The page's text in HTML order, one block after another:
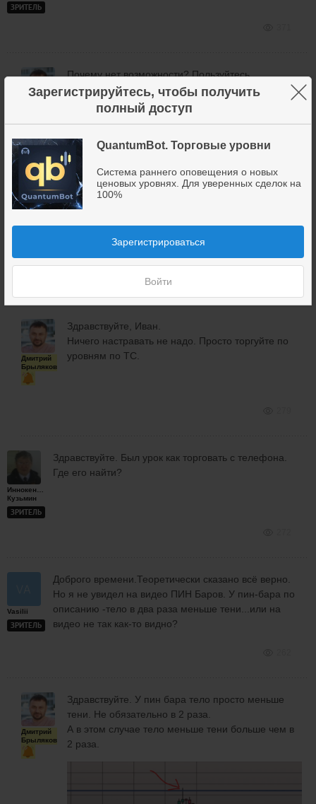
Зарегистрируйтесь, чтобы получить
полный доступ
QuantumBot. Торговые уровни
Система раннего оповещения о новых
ценовых уровнях. Для уверенных сделок на
100%
Зарегистрироваться
Войти
×
ЗРИТЕЛЬ
Почему нет возможности? Пользуйтесь
бесплатной версией.
приветствую Дмитрий в пакет входили какие то
подключился к 2 м чатам пока смотрю как
отрабатываются!
Дмитрий
Брыляков
Здравствуйте, Иван.
Ничего настравать не надо. Просто торгуйте по
уровням по ТС.
Иннокентий
Кузьмин
ЗРИТЕЛЬ
Здравствуйте. Был урок как торговать с телефона.
Где его найти?
Vasilii
ЗРИТЕЛЬ
Доброго времени.Теоретически сказано всё верно.
Но я не увидел на видео ПИН Баров. У пин-бара по
описанию -тело в два раза меньше тени...или на
видео не так как-то видно?
Дмитрий
Брыляков
Здравствуйте. У пин бара тело просто меньше
тени. Не обязательно в 2 раза.
А в этом случае тело меньше тени больше чем в
2 раза.